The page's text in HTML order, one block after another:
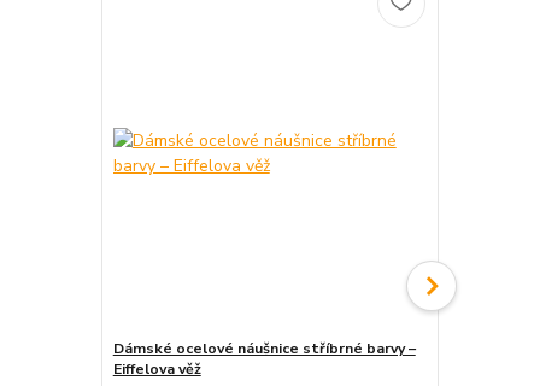
Dámské ocelové náušnice stříbrné barvy –
Eiffelova věž